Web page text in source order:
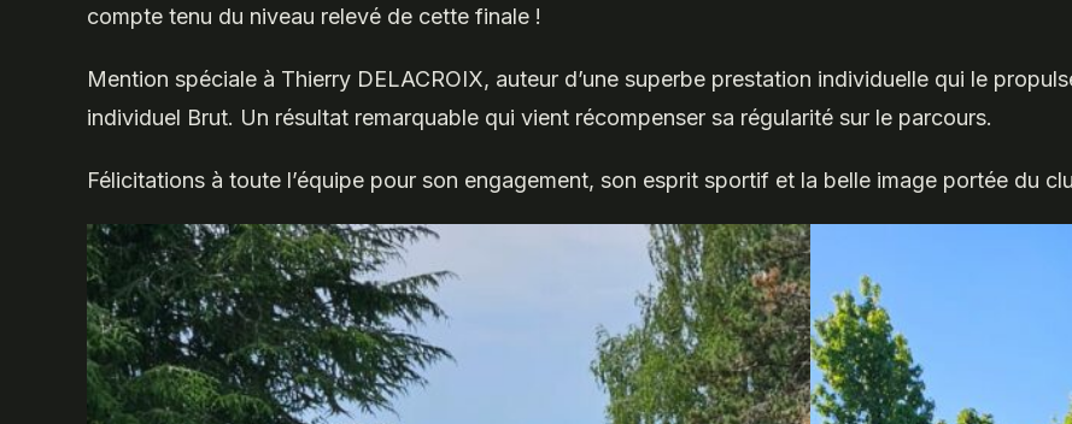
compte tenu du niveau relevé de cette finale !
Mention spéciale à Thierry DELACROIX, auteur d’une superbe prestation individuelle qui le
individuel Brut. Un résultat remarquable qui vient récompenser sa régularité sur le parcours.
Félicitations à toute l’équipe pour son engagement, son esprit sportif et la belle image portée du